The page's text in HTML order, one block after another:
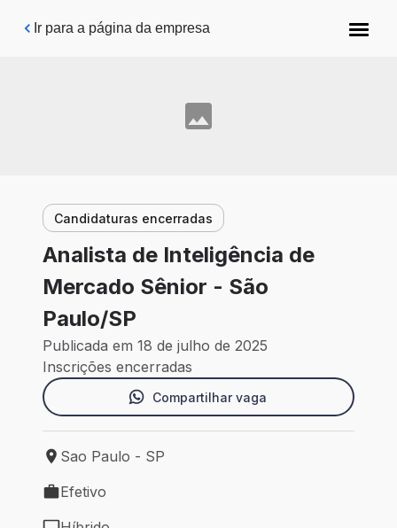
Pular para o conteúdo principal
Ir para a página da empresa
Candidaturas encerradas
Analista de Inteligência de
Mercado Sênior - São
Paulo/SP
Publicada em 18 de julho de 2025
Inscrições encerradas
Compartilhar vaga
Local de trabalho: Sao Paulo - SP
Sao Paulo - SP
Tipo de vaga: Efetivo
Efetivo